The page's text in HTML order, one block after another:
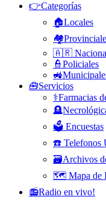
👉Categorías
🏠Locales
🇦🇷
👮Policiales
🧰Servicios
⚕️Farmacias
🗳️ Encuestas
☎️ Telefonos
🗃️Archivos
🗺️ Mapa de
📻Radio en vivo!